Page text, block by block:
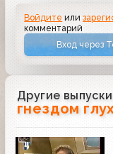
Войдите или
комментарий
Вход через
Другие
гнездом